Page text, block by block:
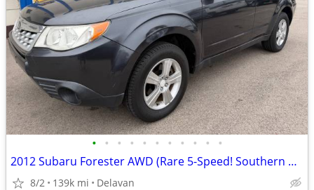
• • • • • • • • • • •
2012 Subaru Forester AWD (Rare 5-Speed! Southern Vehicle! New Struts!)
8/2 139k mi Delavan